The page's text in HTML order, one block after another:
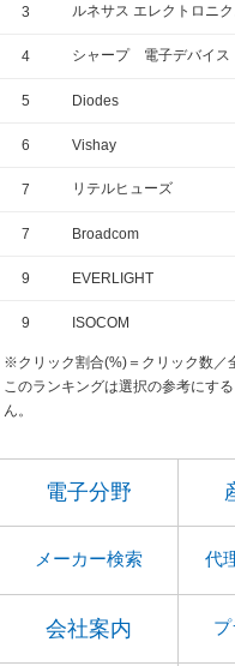
3 ルネサス エレクトロニク
4 シャープ 電子デバイス
5 Diodes
6 Vishay
7 リテルヒューズ
7 Broadcom
9 EVERLIGHT
9 ISOCOM
※クリック割合(%)＝クリック数／
このランキングは選択の参考にす
ん。
電子分野
メーカー検索 代
会社案内